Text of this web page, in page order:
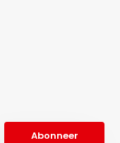
Abonneer